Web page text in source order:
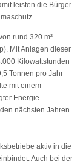
leisten die Bürger
rund 320 m²
Mit Anlagen dieser
Kilowattstunden
Tonnen pro Jahr
mit einem
Energie
nächsten Jahren
aktiv in die
Auch bei der